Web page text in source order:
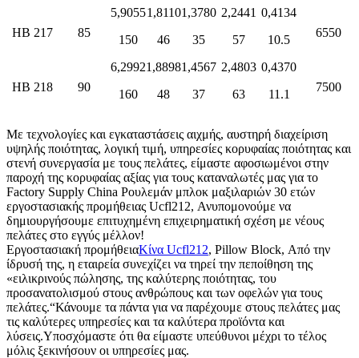
ΗΒ 217 85
5,9055
150
1,8110
46
1,3780
35
2,2441
57
0,4134
10.5
6550
ΗΒ 218 90
6,2992
160
1,8898
48
1,4567
37
2,4803
63
0,4370
11.1
7500
Με τεχνολογίες και εγκαταστάσεις αιχμής, αυστηρή διαχείριση
υψηλής ποιότητας, λογική τιμή, υπηρεσίες κορυφαίας ποιότητας και
στενή συνεργασία με τους πελάτες, είμαστε αφοσιωμένοι στην
παροχή της κορυφαίας αξίας για τους καταναλωτές μας για το
Factory Supply China Ρουλεμάν μπλοκ μαξιλαριών 30 ετών
εργοστασιακής προμήθειας Ucfl212, Ανυπομονούμε να
δημιουργήσουμε επιτυχημένη επιχειρηματική σχέση με νέους
πελάτες στο εγγύς μέλλον!
Εργοστασιακή προμήθειαΚίνα Ucfl212, Pillow Block, Από την
ίδρυσή της, η εταιρεία συνεχίζει να τηρεί την πεποίθηση της
«ειλικρινούς πώλησης, της καλύτερης ποιότητας, του
προσανατολισμού στους ανθρώπους και των οφελών για τους
πελάτες.“Κάνουμε τα πάντα για να παρέχουμε στους πελάτες μας
τις καλύτερες υπηρεσίες και τα καλύτερα προϊόντα και
λύσεις.Υποσχόμαστε ότι θα είμαστε υπεύθυνοι μέχρι το τέλος
μόλις ξεκινήσουν οι υπηρεσίες μας.